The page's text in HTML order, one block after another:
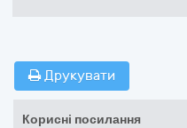
Друкувати
Корисні посилання